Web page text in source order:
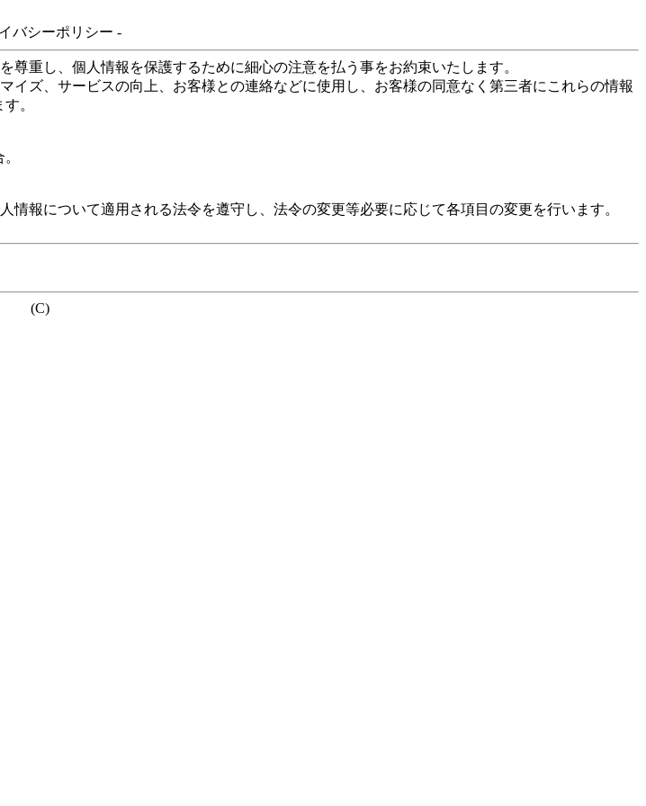
バシーポリシー -
重し、個人情報を保護するために細心の注意を払う事をお約束いたします。
ズ、サービスの向上、お客様との連絡などに使用し、お客様の同意なく第三者にこれらの情報
。
報について適用される法令を遵守し、法令の変更等必要に応じて各項目の変更を行います。
(C)